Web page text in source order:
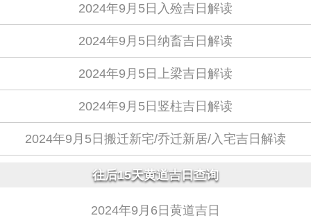
2024年9月5日入殓吉日解读
2024年9月5日纳畜吉日解读
2024年9月5日上梁吉日解读
2024年9月5日竖柱吉日解读
2024年9月5日搬迁新宅/乔迁新居/入宅吉日解读
往后15天黄道吉日查询
2024年9月6日黄道吉日